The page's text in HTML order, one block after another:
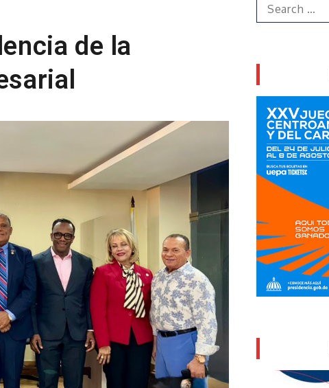
de la
for: